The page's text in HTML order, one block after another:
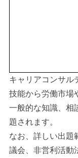
キャリアコンサル
技能から労働市場
一般的な知識、相
題されます。
なお、詳しい出題
議会、非営利活動